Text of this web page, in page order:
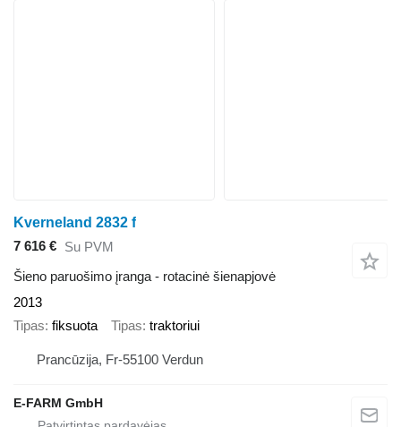
Kverneland 2832 f
7 616 € Su PVM
Šieno paruošimo įranga - rotacinė šienapjovė
2013
Tipas fiksuota Tipas traktoriui
Prancūzija, Fr-55100 Verdun
E-FARM GmbH